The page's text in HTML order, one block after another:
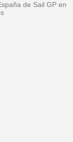
de Sail GP en